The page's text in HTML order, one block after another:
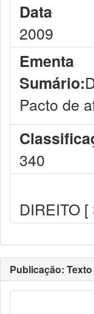
Data
2009
Ementa
Sumário:
Pacto de
340
DIREITO [
Publicação: